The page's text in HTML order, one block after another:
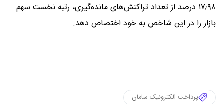
۱۷٫۹۸ درصد از تعداد تراکنش‌های مانده‌گیری، رتبه نخست سهم
بازار را در این شاخص به خود اختصاص دهد.
پرداخت الکترونیک سامان